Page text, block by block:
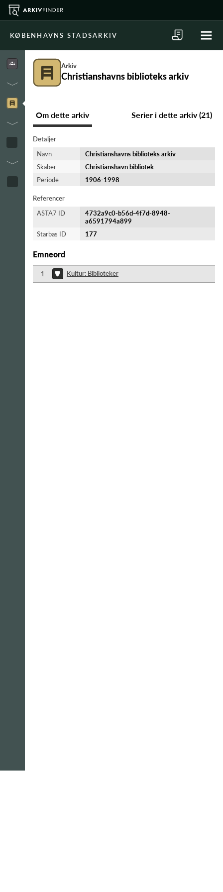
KØBENHAVNS STADSARKIV
Arkiv
Christianshavns biblioteks arkiv
Om dette arkiv Serier i dette arkiv (21)
Detaljer
Navn
Christianshavns biblioteks arkiv
Skaber
Christianshavn bibliotek
Periode
1906-​1998
Referencer
ASTA7 ID
4732a9c0-b56d-4f7d-8948-
a6591794a899
Starbas ID
177
Emneord
1 Kultur: Biblioteker